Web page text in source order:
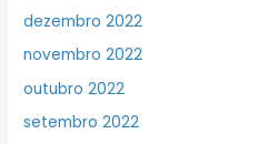
dezembro 2022
novembro 2022
outubro 2022
setembro 2022